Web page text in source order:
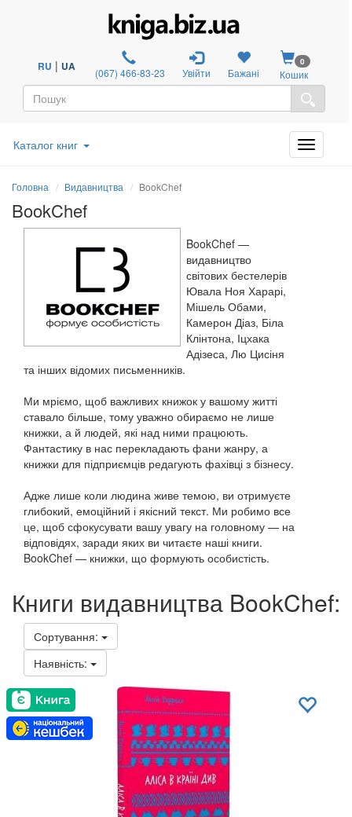
RU | UA (067) 466-83-23 Увійти Бажані
0
Кошик
Каталог книг
Головна Видавництва BookChef
BookChef
BookChef —
видавництво
світових бестелерів
Ювала Ноя Харарі,
Мішель Обами,
Камерон Діаз, Біла
Клінтона, Іцхака
Адізеса, Лю Цисіня
та інших відомих письменників.
Ми мріємо, щоб важливих книжок у вашому житті
ставало більше, тому уважно обираємо не лише
книжки, а й людей, які над ними працюють.
Фантастику в нас перекладають фани жанру, а
книжки для підприємців редагують фахівці з бізнесу.
Адже лише коли людина живе темою, ви отримуєте
глибокий, емоційний і якісний текст. Ми робимо все
це, щоб сфокусувати вашу увагу на головному — на
відповідях, заради яких ви читаєте наші книги.
BookChef — книжки, що формують особистість.
Книги видавництва BookChef:
Сортування:
Наявність: